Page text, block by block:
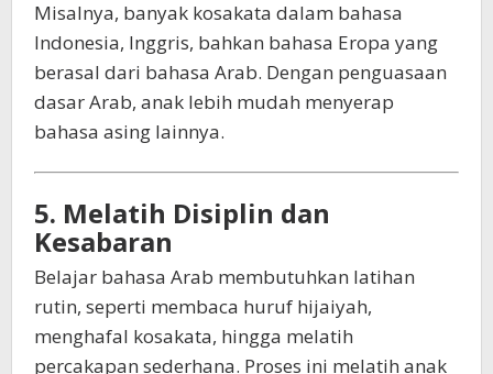
Misalnya, banyak kosakata dalam bahasa
Indonesia, Inggris, bahkan bahasa Eropa yang
berasal dari bahasa Arab. Dengan penguasaan
dasar Arab, anak lebih mudah menyerap
bahasa asing lainnya.
5. Melatih Disiplin dan
Kesabaran
Belajar bahasa Arab membutuhkan latihan
rutin, seperti membaca huruf hijaiyah,
menghafal kosakata, hingga melatih
percakapan sederhana. Proses ini melatih anak